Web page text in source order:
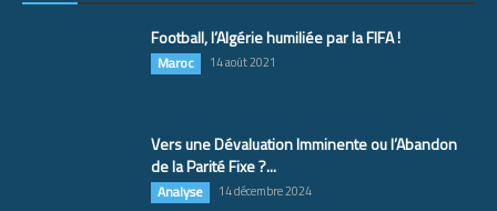
Football, l’Algérie humiliée par la FIFA !
Maroc 14 août 2021
Vers une Dévaluation Imminente ou l’Abandon
de la Parité Fixe ?...
Analyse 14 décembre 2024